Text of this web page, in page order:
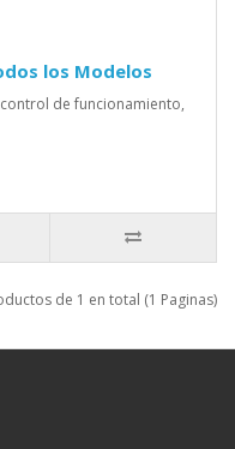
los Modelos
de funcionamiento,
de 1 en total (1 Paginas)